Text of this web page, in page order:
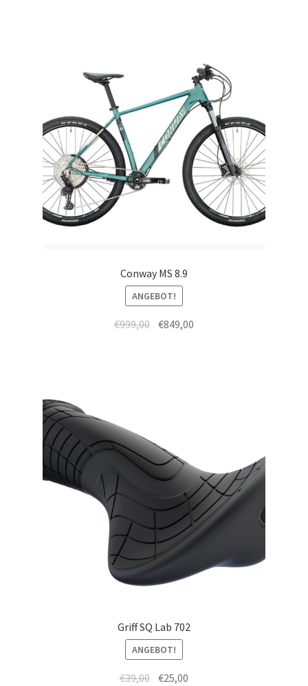
Conway MS 8.9
ANGEBOT!
€999,00 €849,00
Griff SQ Lab 702
ANGEBOT!
€39,00 €25,00